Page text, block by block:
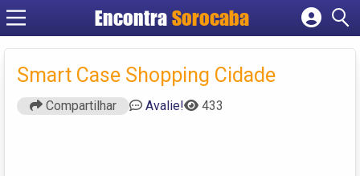
EncontraSorocaba
Cadastrar empresa
Criar conta
Smart Case Shopping Cidade
Compartilhar Avalie! 433